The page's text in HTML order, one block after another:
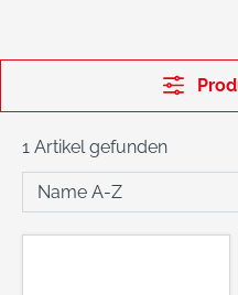
1 Artikel gefunden